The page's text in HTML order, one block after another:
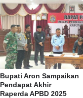
Bupati Aron Sampaikan
Pendapat Akhir
Raperda APBD 2025